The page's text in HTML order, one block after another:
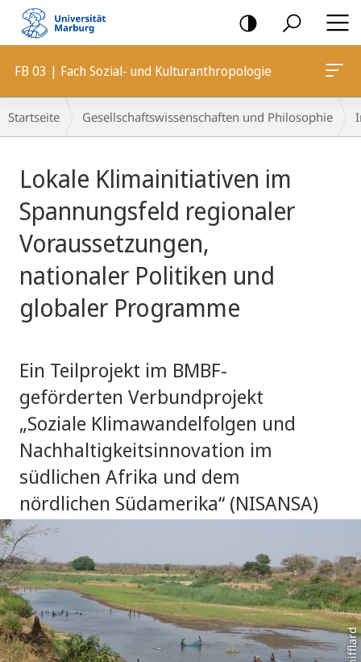
Mobile-
Navigation
FB 03 | Fach Sozial- und Kulturanthropologie
Breadcrumb-
Navigation
Startseite Gesellschaftswissenschaften und Philosophie
Lokale Klimainitiativen im
Spannungsfeld regionaler
Voraussetzungen,
nationaler Politiken und
globaler Programme
Ein Teilprojekt im BMBF-
geförderten Verbundprojekt
„Soziale Klimawandelfolgen und
Nachhaltigkeitsinnovation im
südlichen Afrika und dem
nördlichen Südamerika“ (NISANSA)